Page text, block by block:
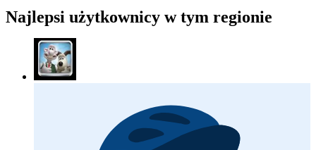
Najlepsi użytkownicy w tym regionie